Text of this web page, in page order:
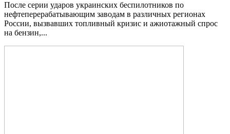
После серии ударов украинских беспилотников по
нефтеперерабатывающим заводам в различных регионах
России, вызвавших топливный кризис и ажиотажный спрос
на бензин,...